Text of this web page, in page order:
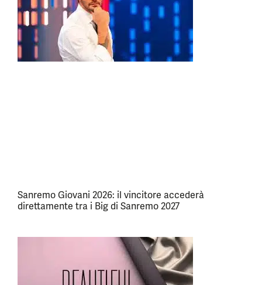
Sanremo Giovani 2026: il vincitore accederà
direttamente tra i Big di Sanremo 2027